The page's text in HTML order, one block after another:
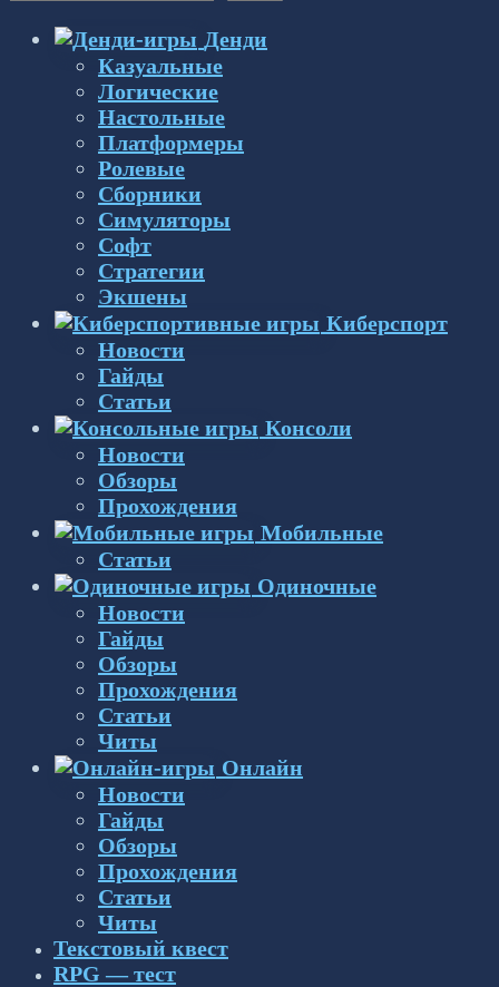
Денди
Казуальные
Логические
Настольные
Платформеры
Ролевые
Сборники
Симуляторы
Софт
Стратегии
Экшены
Киберспорт
Новости
Гайды
Статьи
Консоли
Новости
Обзоры
Прохождения
Мобильные
Статьи
Одиночные
Новости
Гайды
Обзоры
Прохождения
Статьи
Читы
Онлайн
Новости
Гайды
Обзоры
Прохождения
Статьи
Читы
Текстовый квест
RPG — тест